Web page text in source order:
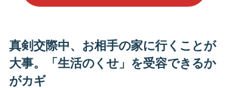
真剣交際中、お相手の家に行くことが
大事。「生活のくせ」を受容できるか
がカギ